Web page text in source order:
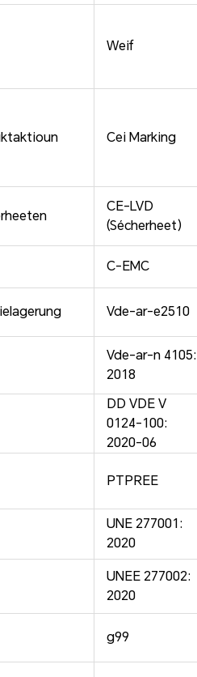
Weif
Cei Marking
CE-LVD
(Sécherheet)
C-EMC
Vde-ar-e2510
Vde-ar-n 4105:
2018
DD VDE V
0124-100:
2020-06
PTPREE
UNE 277001:
2020
UNEE 277002:
2020
g99